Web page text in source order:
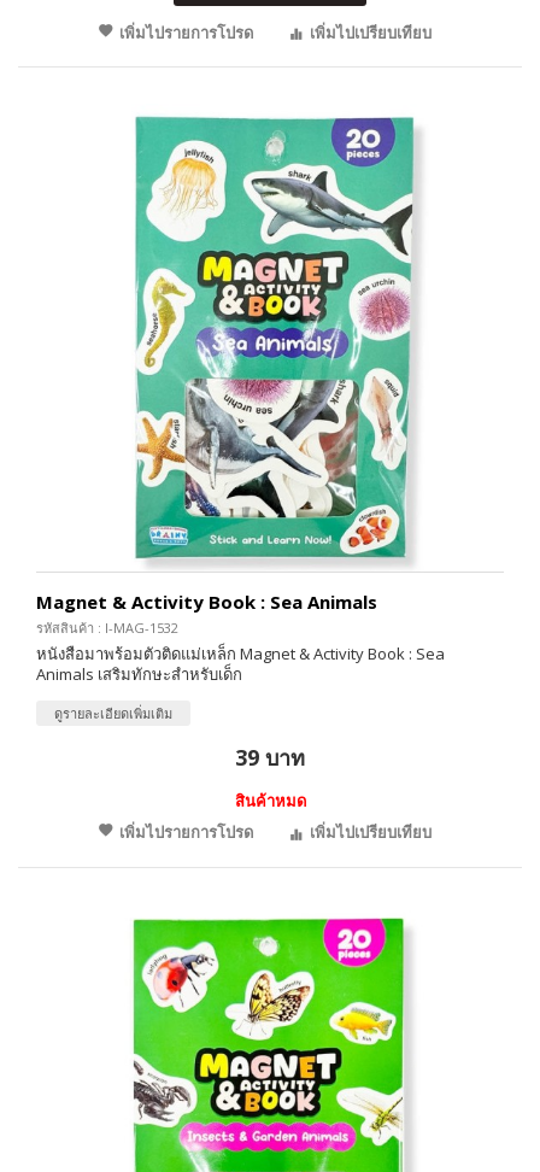
เพิ่มไปรายการโปรด เพิ่มไปเปรียบเทียบ
Magnet & Activity Book : Sea Animals
รหัสสินค้า : I-MAG-1532
หนังสือมาพร้อมตัวติดแม่เหล็ก Magnet & Activity Book : Sea
Animals เสริมทักษะสำหรับเด็ก
ดูรายละเอียดเพิ่มเติม
39 บาท
สินค้าหมด
เพิ่มไปรายการโปรด
เพิ่มไปเปรียบเทียบ